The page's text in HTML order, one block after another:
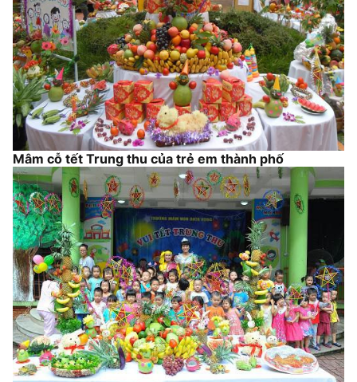
Mâm cỗ tết Trung thu của trẻ em thành phố